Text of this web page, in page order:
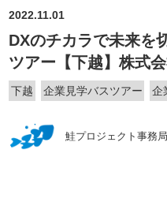
2022.11.01
DXのチカラで未来を
ツアー【下越】株式
下越 企業見学バスツアー 企
鮭プロジェクト事務局